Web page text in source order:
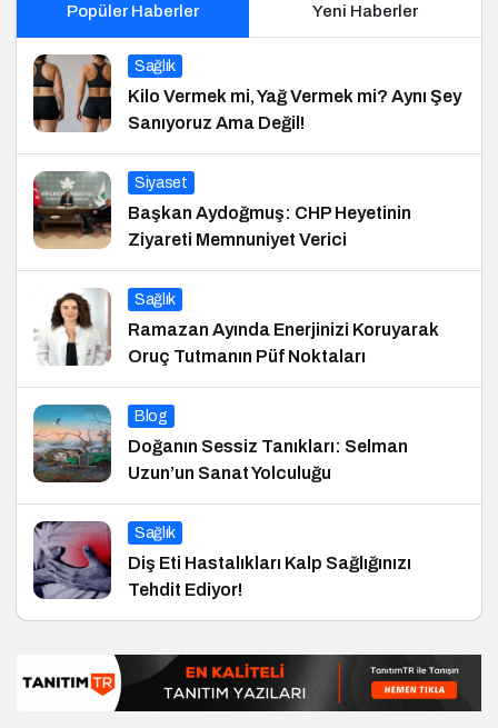
Popüler Haberler Yeni Haberler
Sağlık
Kilo Vermek mi, Yağ Vermek mi? Aynı Şey
Sanıyoruz Ama Değil!
Siyaset
Başkan Aydoğmuş: CHP Heyetinin
Ziyareti Memnuniyet Verici
Sağlık
Ramazan Ayında Enerjinizi Koruyarak
Oruç Tutmanın Püf Noktaları
Blog
Doğanın Sessiz Tanıkları: Selman
Uzun’un Sanat Yolculuğu
Sağlık
Diş Eti Hastalıkları Kalp Sağlığınızı
Tehdit Ediyor!